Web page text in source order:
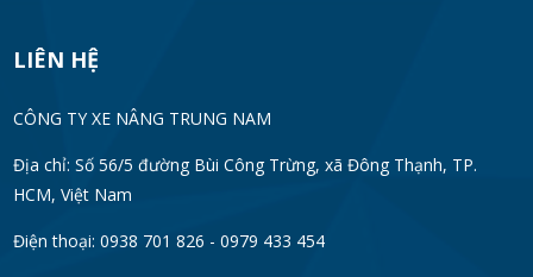
LIÊN HỆ
CÔNG TY XE NÂNG TRUNG NAM
Địa chỉ: Số 56/5 đường Bùi Công Trừng, xã Đông Thạnh, TP.
HCM, Việt Nam
Điện thoại: 0938 701 826 - 0979 433 454